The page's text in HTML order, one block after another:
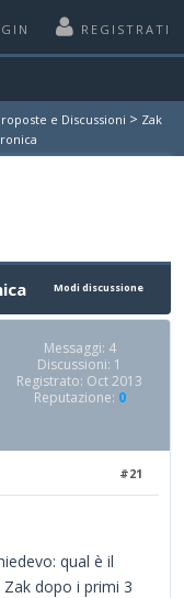
REGISTRATI
e Discussioni > Zak
Modi discussione
Messaggi: 4
Discussioni: 1
Registrato: Oct 2013
Reputazione: 0
#21
qual è il
dopo i primi 3